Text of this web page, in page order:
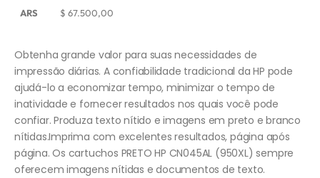
ARS $ 67.500,00
Obtenha grande valor para suas necessidades de
impressão diárias. A confiabilidade tradicional da HP pode
ajudá-lo a economizar tempo, minimizar o tempo de
inatividade e fornecer resultados nos quais você pode
confiar. Produza texto nítido e imagens em preto e branco
nítidas.Imprima com excelentes resultados, página após
página. Os cartuchos PRETO HP CN045AL (950XL) sempre
oferecem imagens nítidas e documentos de texto.